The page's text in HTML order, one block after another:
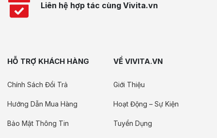
Liên hệ hợp tác cùng Vivita.vn
HỖ TRỢ KHÁCH HÀNG
Chính Sách Đổi Trả
Hướng Dẫn Mua Hàng
Bảo Mật Thông Tin
VỀ VIVITA.VN
Giới Thiệu
Hoạt Động – Sự Kiện
Tuyển Dụng